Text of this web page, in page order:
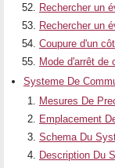
Rechercher un
Rechercher un
Coupure d'un
Mode d'arrêt de
Systeme De
Mesures De
Emplacement
Schema Du
Description Du